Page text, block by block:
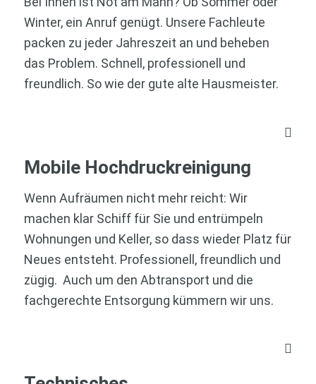
Winter, ein Anruf genügt. Unsere Fachleute
packen zu jeder Jahreszeit an und beheben
das Problem. Schnell, professionell und
freundlich. So wie der gute alte Hausmeister.
Mobile Hochdruckreinigung
Wenn Aufräumen nicht mehr reicht: Wir
machen klar Schiff für Sie und entrümpeln
Wohnungen und Keller, so dass wieder Platz für
Neues entsteht. Professionell, freundlich und
zügig. Auch um den Abtransport und die
fachgerechte Entsorgung kümmern wir uns.